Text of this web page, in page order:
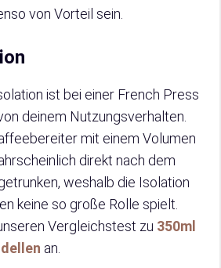
von Vorteil sein.
ist bei einer French Press
deinem Nutzungsverhalten.
mit einem Volumen
direkt nach dem
weshalb die Isolation
keine so große Rolle spielt.
Vergleichstest zu 350ml
an.